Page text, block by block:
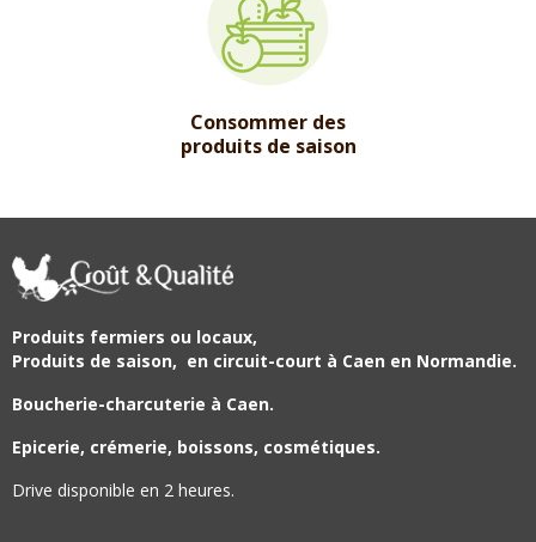
Consommer des
produits de saison
Produits fermiers ou locaux,
Produits de saison, en circuit-court à Caen en Normandie.
Boucherie-charcuterie à Caen.
Epicerie, crémerie, boissons, cosmétiques.
Drive disponible en 2 heures.